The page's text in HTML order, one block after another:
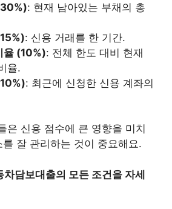
: 현재 남아있는 부채의 총
: 신용 거래를 한 기간.
율 (10%): 전체 한도 대비 현재
율.
: 최근에 신청한 신용 계좌의
은 신용 점수에 큰 영향을 미치
잘 관리하는 것이 중요해요.
차담보대출의 모든 조건을 자세